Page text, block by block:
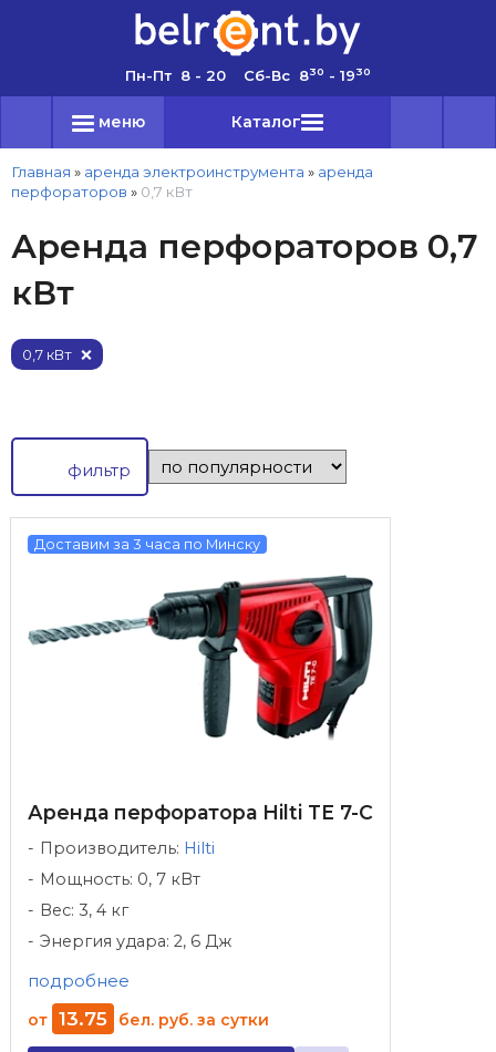
Пн-Пт 8 - 20 Сб-Вс 830 - 1930
меню Каталог
Главная » аренда электроинструмента » аренда
перфораторов » 0,7 кВт
Аренда перфораторов 0,7
кВт
0,7 кВт
фильтр
Доставим за 3 часа по Минску
Аренда перфоратора Hilti TE 7-C
Производитель: Hilti
Мощность: 0, 7 кВт
Вес: 3, 4 кг
Энергия удара: 2, 6 Дж
подробнее
от 13.75 бел. руб. за сутки